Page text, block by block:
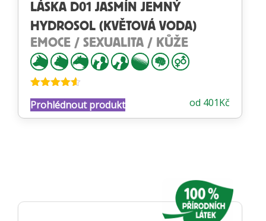
LÁSKA D01 JASMÍN JEMNÝ
HYDROSOL (KVĚTOVÁ VODA)
EMOCE / SEXUALITA / KŮŽE
4.53z 5 od 401Kč
Prohlédnout produkt